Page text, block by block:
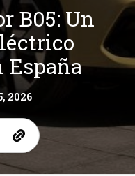
B05: Un
España
2026